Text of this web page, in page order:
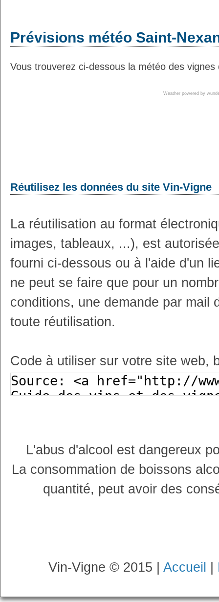
Prévisions météo Saint-
Vous trouverez ci-dessous la météo des
Weather powered by
Réutilisez les données du site Vin-Vigne
La réutilisation au format
images, tableaux, ...), est
fourni ci-dessous ou à l'aide d'un
ne peut se faire que pour un
conditions, une demande par mail
toute réutilisation.
Code à utiliser sur votre site web,
L'abus d'alcool est dangereux
La consommation de boissons
quantité, peut avoir des
Vin-Vigne © 2015 | Accueil